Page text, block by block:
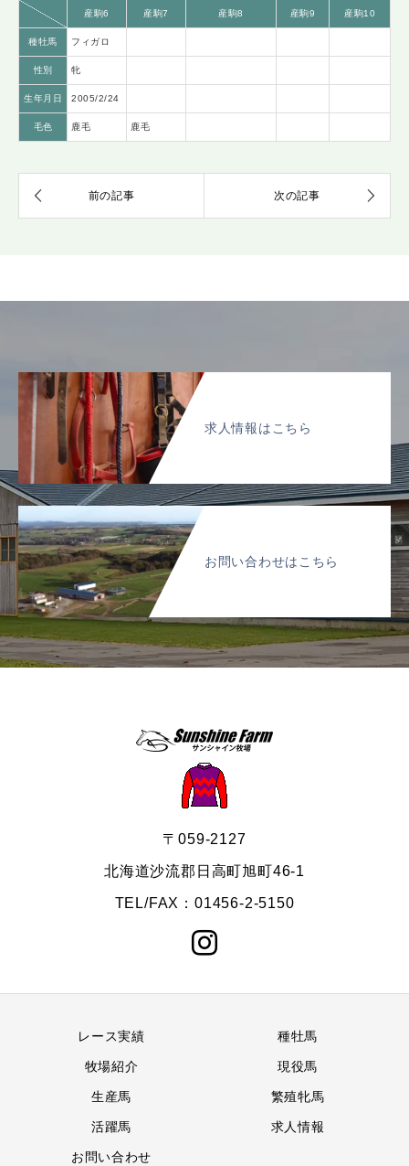
産駒6 産駒7 産駒8 産駒9 産駒10
種牡馬 フィガロ
性別 牝
生年月日 2005/2/24
毛色 鹿毛 鹿毛
求人情報はこちら
お問い合わせはこちら
〒059-2127
北海道沙流郡日高町旭町46-1
TEL/FAX：01456-2-5150
レース実績 種牡馬
牧場紹介 現役馬
生産馬 繁殖牝馬
活躍馬 求人情報
お問い合わせ